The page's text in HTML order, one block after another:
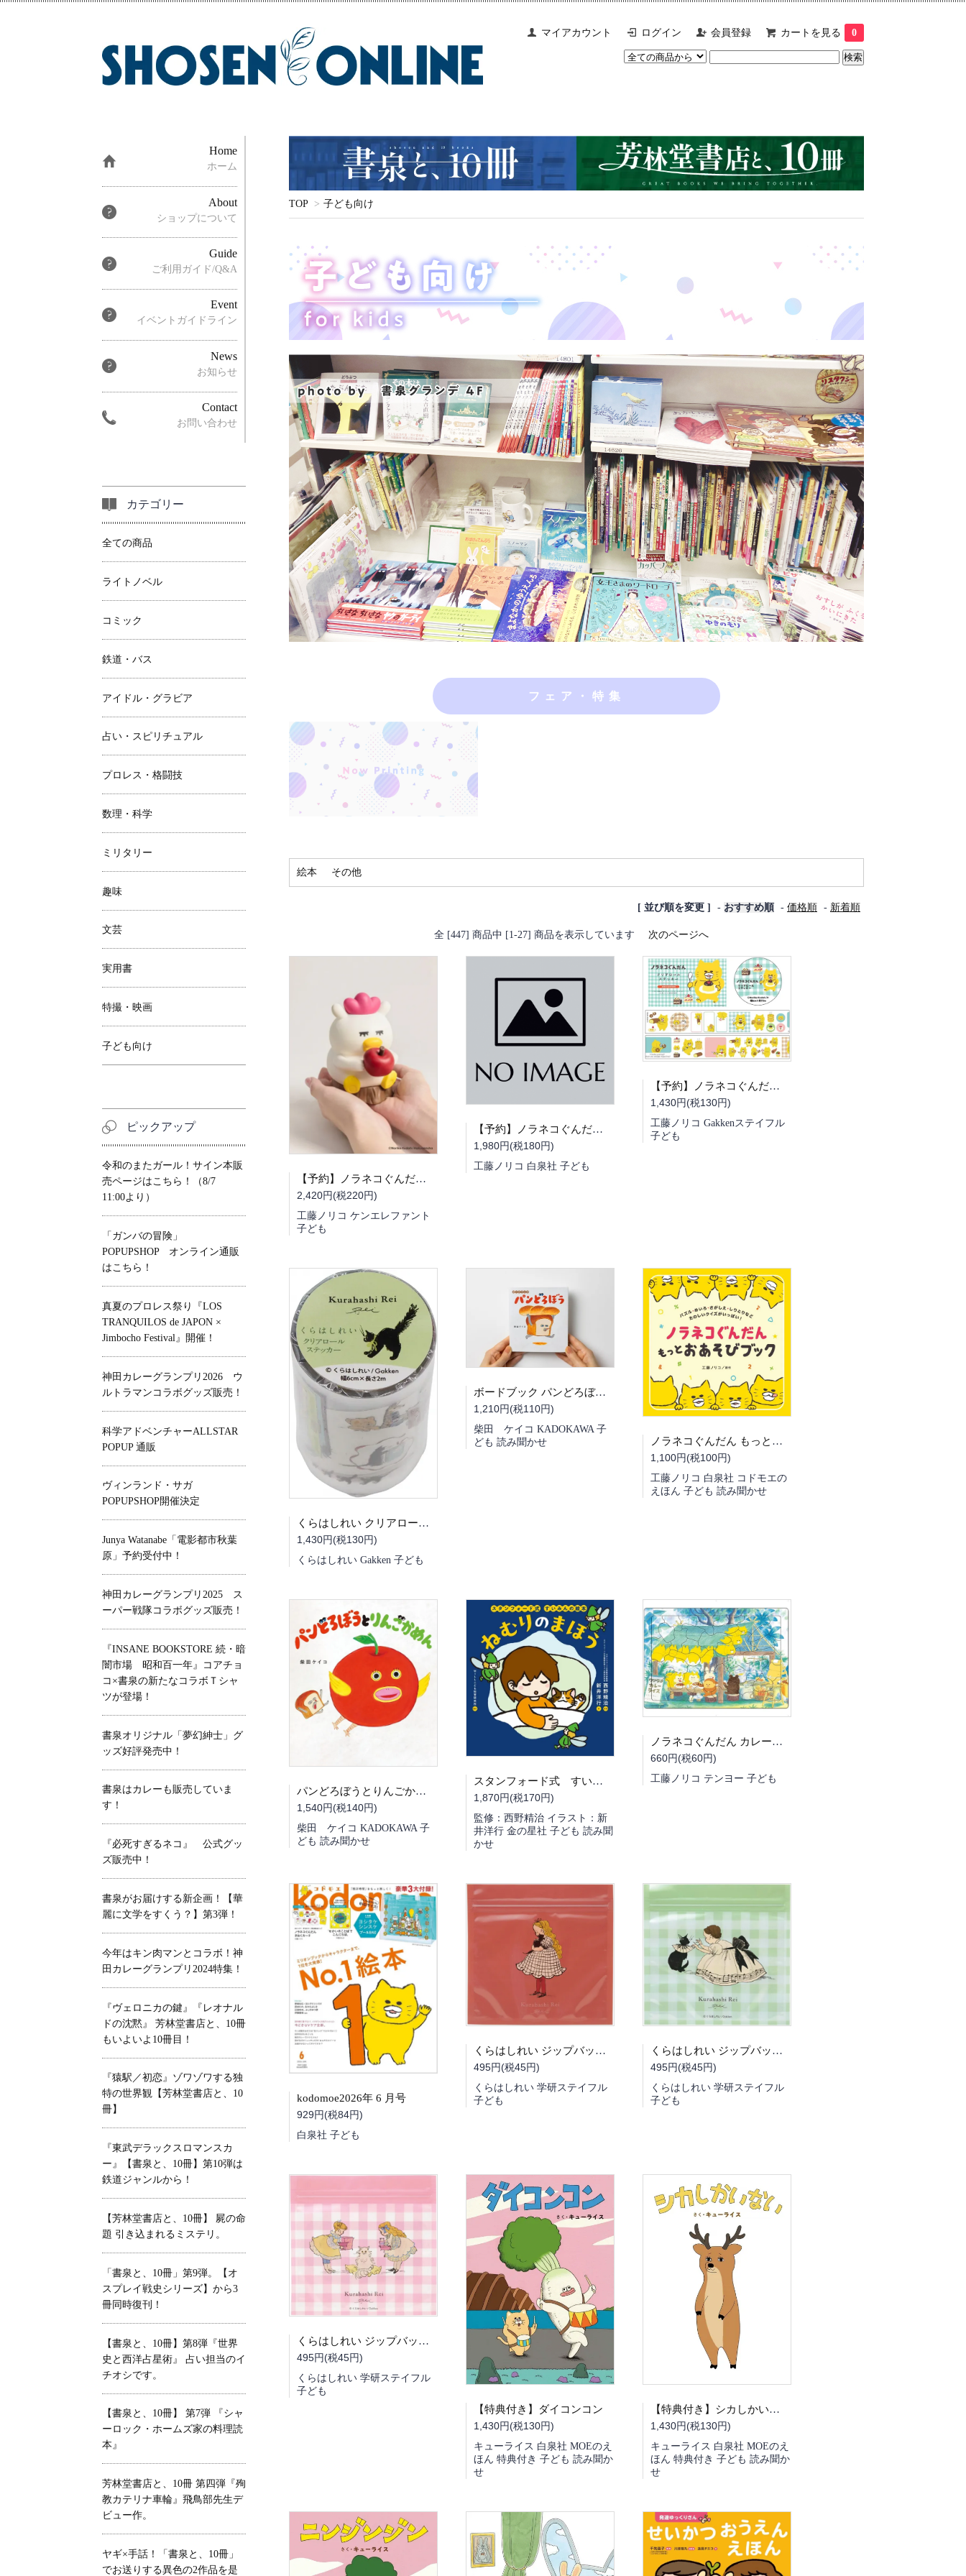
マイアカウント ログイン 会員登録 カートを見る 0
TOP > 子ども向け
絵本 その他
[ 並び順を変更 ] - おすすめ順 - 価格順 - 新着順
全 [447] 商品中 [1-27] 商品を表示しています 次のページへ
【予約】ノラネコぐんだん マーミーちゃんちょきんばこ（10/31頃発送予定）
2,420円(税220円)
工藤ノリコ ケンエレファント
子ども
【予約】ノラネコぐんだんダイアリー 2027（10/09頃発送予定）
1,980円(税180円)
工藤ノリコ 白泉社 子ども
【予約】ノラネコぐんだん クリアロールステッカー（09/30頃発送予定）
1,430円(税130円)
工藤ノリコ Gakkenステイフル
子ども
くらはしれい クリアロールステッカー
1,430円(税130円)
くらはしれい Gakken 子ども
ボードブック パンどろぼう 特別版
1,210円(税110円)
柴田 ケイコ KADOKAWA 子
ども 読み聞かせ
ノラネコぐんだん もっとおあそびブック
1,100円(税100円)
工藤ノリコ 白泉社 コドモエの
えほん 子ども 読み聞かせ
パンどろぼうとりんごかめん
1,540円(税140円)
柴田 ケイコ KADOKAWA 子
ども 読み聞かせ
スタンフォード式 すいみんの絵本 ねむりのまほう
1,870円(税170円)
監修：西野精治 イラスト：新
井洋行 金の星社 子ども 読み聞
かせ
ノラネコぐんだん カレーライス 40ピース
660円(税60円)
工藤ノリコ テンヨー 子ども
kodomoe2026年 6 月号
929円(税84円)
白泉社 子ども
くらはしれい ジップバッグ だいすき
495円(税45円)
くらはしれい 学研ステイフル
子ども
くらはしれい ジップバッグ ねこふんじゃった
495円(税45円)
くらはしれい 学研ステイフル
子ども
くらはしれい ジップバッグ 猫の日
495円(税45円)
くらはしれい 学研ステイフル
子ども
【特典付き】ダイコンコン
1,430円(税130円)
キューライス 白泉社 MOEのえ
ほん 特典付き 子ども 読み聞か
せ
【特典付き】シカしかいない
1,430円(税130円)
キューライス 白泉社 MOEのえ
ほん 特典付き 子ども 読み聞か
せ
Home
ホーム
About
ショップについて
Guide
ご利用ガイド/Q&A
Event
イベントガイドライン
News
お知らせ
Contact
お問い合わせ
カテゴリー
全ての商品
ライトノベル
コミック
鉄道・バス
アイドル・グラビア
占い・スピリチュアル
プロレス・格闘技
数理・科学
ミリタリー
趣味
文芸
実用書
特撮・映画
子ども向け
ピックアップ
令和のまたガール！サイン本販
売ページはこちら！（8/7
11:00より）
「ガンバの冒険」
POPUPSHOP オンライン通販
はこちら！
真夏のプロレス祭り『LOS
TRANQUILOS de JAPON ×
Jimbocho Festival』開催！
神田カレーグランプリ2026 ウ
ルトラマンコラボグッズ販売！
科学アドベンチャーALLSTAR
POPUP 通販
ヴィンランド・サガ
POPUPSHOP開催決定
Junya Watanabe「電影都市秋葉
原」予約受付中！
神田カレーグランプリ2025 ス
ーパー戦隊コラボグッズ販売！
『INSANE BOOKSTORE 続・暗
闇市場 昭和百一年』コアチョ
コ×書泉の新たなコラボＴシャ
ツが登場！
書泉オリジナル「夢幻紳士」グ
ッズ好評発売中！
書泉はカレーも販売していま
す！
『必死すぎるネコ』 公式グッ
ズ販売中！
書泉がお届けする新企画！【華
麗に文学をすくう？】第3弾！
今年はキン肉マンとコラボ！神
田カレーグランプリ2024特集！
『ヴェロニカの鍵』『レオナル
ドの沈黙』 芳林堂書店と、10冊
もいよいよ10冊目！
『猿駅／初恋』ゾワゾワする独
特の世界観【芳林堂書店と、10
冊】
『東武デラックスロマンスカ
ー』【書泉と、10冊】第10弾は
鉄道ジャンルから！
【芳林堂書店と、10冊】 屍の命
題 引き込まれるミステリ。
「書泉と、10冊」第9弾。【オ
スプレイ戦史シリーズ】から3
冊同時復刊！
【書泉と、10冊】第8弾『世界
史と西洋占星術』 占い担当のイ
チオシです。
【書泉と、10冊】 第7弾 『シャ
ーロック・ホームズ家の料理読
本』
芳林堂書店と、10冊 第四弾『殉
教カテリナ車輪』飛鳥部先生デ
ビュー作。
ヤギ×手話！「書泉と、10冊」
でお送りする異色の2作品を是